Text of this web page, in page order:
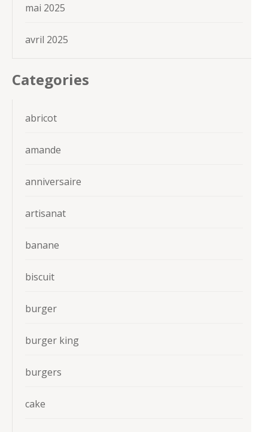
mai 2025
avril 2025
Categories
abricot
amande
anniversaire
artisanat
banane
biscuit
burger
burger king
burgers
cake